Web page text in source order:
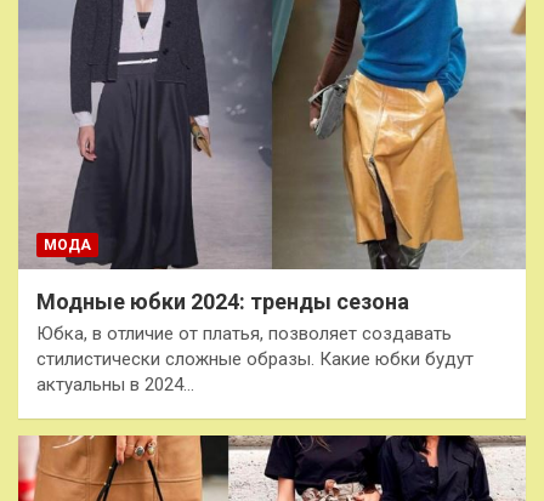
МОДА
Модные юбки 2024: тренды сезона
Юбка, в отличие от платья, позволяет создавать
стилистически сложные образы. Какие юбки будут
актуальны в 2024…